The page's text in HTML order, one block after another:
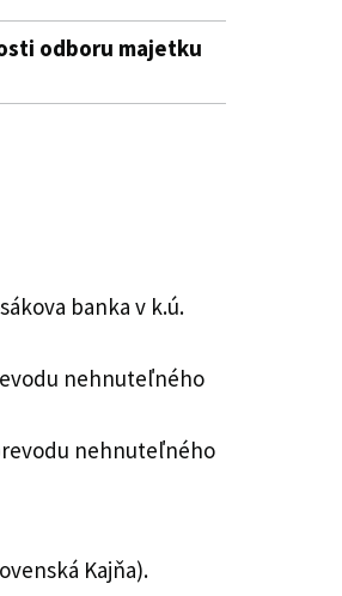
odboru majetku
banka v k.ú.
nehnuteľného
nehnuteľného
Kajňa).